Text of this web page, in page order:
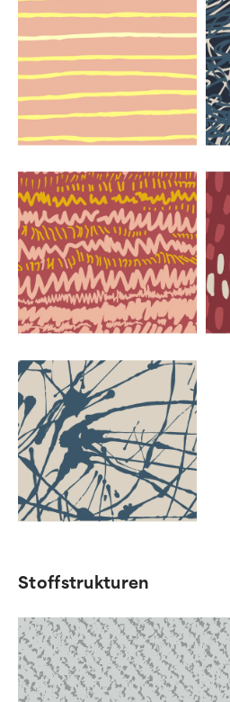
Stoffstrukturen